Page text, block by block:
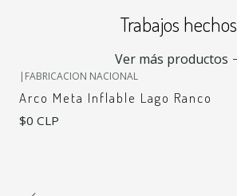
Trabajos hechos
Ver más productos
| FABRICACION NACIONAL
Arco Meta Inflable Lago Ranco
$0 CLP